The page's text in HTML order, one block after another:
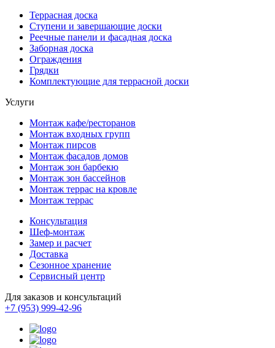
Террасная доска
Ступени и завершающие доски
Реечные панели и фасадная доска
Заборная доска
Ограждения
Грядки
Комплектующие для террасной доски
Услуги
Монтаж кафе/ресторанов
Монтаж входных групп
Монтаж пирсов
Монтаж фасадов домов
Монтаж зон барбекю
Монтаж зон бассейнов
Монтаж террас на кровле
Монтаж террас
Консультация
Шеф-монтаж
Замер и расчет
Доставка
Сезонное хранение
Сервисный центр
Для заказов и консультаций
+7 (953) 999-42-96